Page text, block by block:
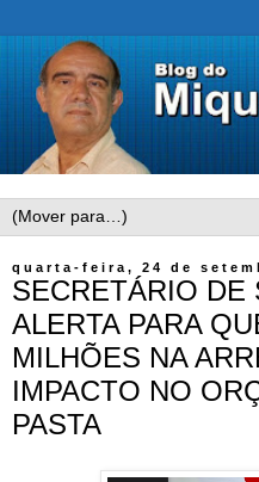
quarta-feira, 24 de
SECRETÁRIO DE
ALERTA PARA
MILHÕES NA
IMPACTO NO
PASTA